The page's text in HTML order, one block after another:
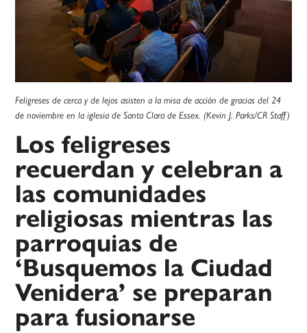
Feligreses de cerca y de lejos asisten a la misa de acción de gracias del 24
de noviembre en la iglesia de Santa Clara de Essex. (Kevin J. Parks/CR Staff)
Los feligreses
recuerdan y celebran a
las comunidades
religiosas mientras las
parroquias de
‘Busquemos la Ciudad
Venidera’ se preparan
para fusionarse